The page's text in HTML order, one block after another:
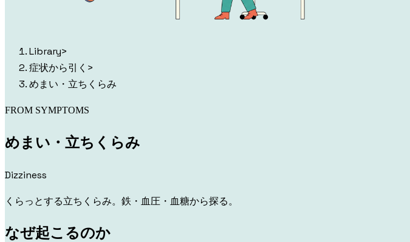
Library>
症状から引く >
めまい・立ちくらみ
FROM SYMPTOMS
めまい・立ちくらみ
Dizziness
くらっとする立ちくらみ。鉄・血圧・血糖から探る。
なぜ起こるのか